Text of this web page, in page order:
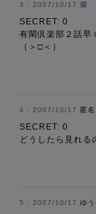
2007/10/17 蘭
SECRET: 0
有閑倶楽部２話早
（＞□＜）
2007/10/17 匿名
SECRET: 0
どうしたら見れる
2007/10/17 ゆ